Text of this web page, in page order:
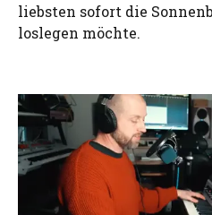
liebsten sofort die
loslegen möchte.